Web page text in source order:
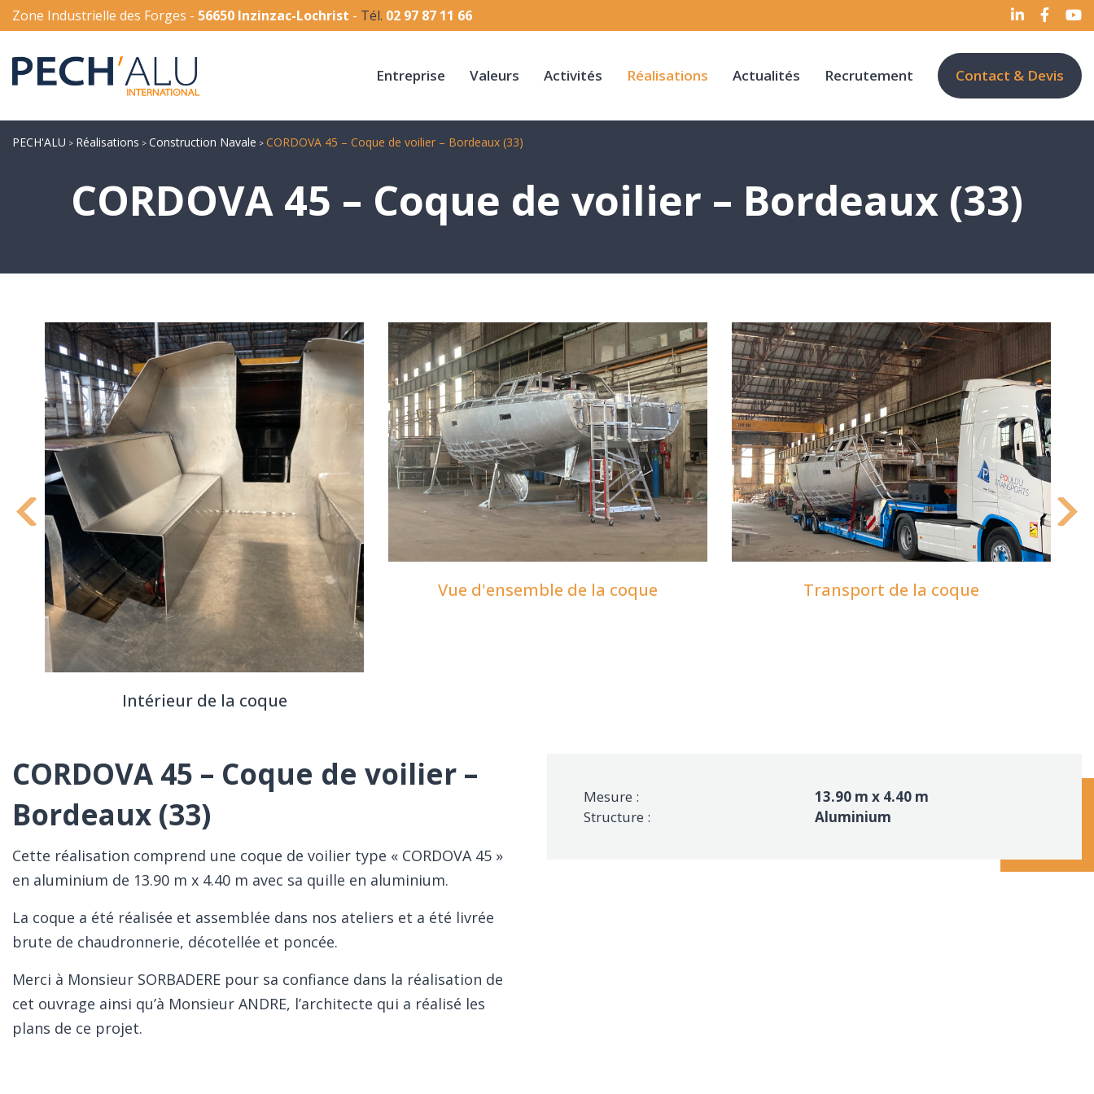
Zone Industrielle des Forges - 56650 Inzinzac-Lochrist - Tél. 02 97 87 11 66
Entreprise Valeurs Activités Réalisations Actualités Recrutement Contact & Devis
PECH'ALU > Réalisations > Construction Navale > CORDOVA 45 – Coque de voilier – Bordeaux (33)
CORDOVA 45 – Coque de voilier – Bordeaux (33)
Intérieur de la coque
Vue d'ensemble de la coque Transport de la coque
CORDOVA 45 – Coque de voilier –
Bordeaux (33)
Cette réalisation comprend une coque de voilier type « CORDOVA 45 »
en aluminium de 13.90 m x 4.40 m avec sa quille en aluminium.
La coque a été réalisée et assemblée dans nos ateliers et a été livrée
brute de chaudronnerie, décotellée et poncée.
Merci à Monsieur SORBADERE pour sa confiance dans la réalisation de
cet ouvrage ainsi qu’à Monsieur ANDRE, l’architecte qui a réalisé les
plans de ce projet.
Mesure :
13.90 m x 4.40 m
Structure :
Aluminium